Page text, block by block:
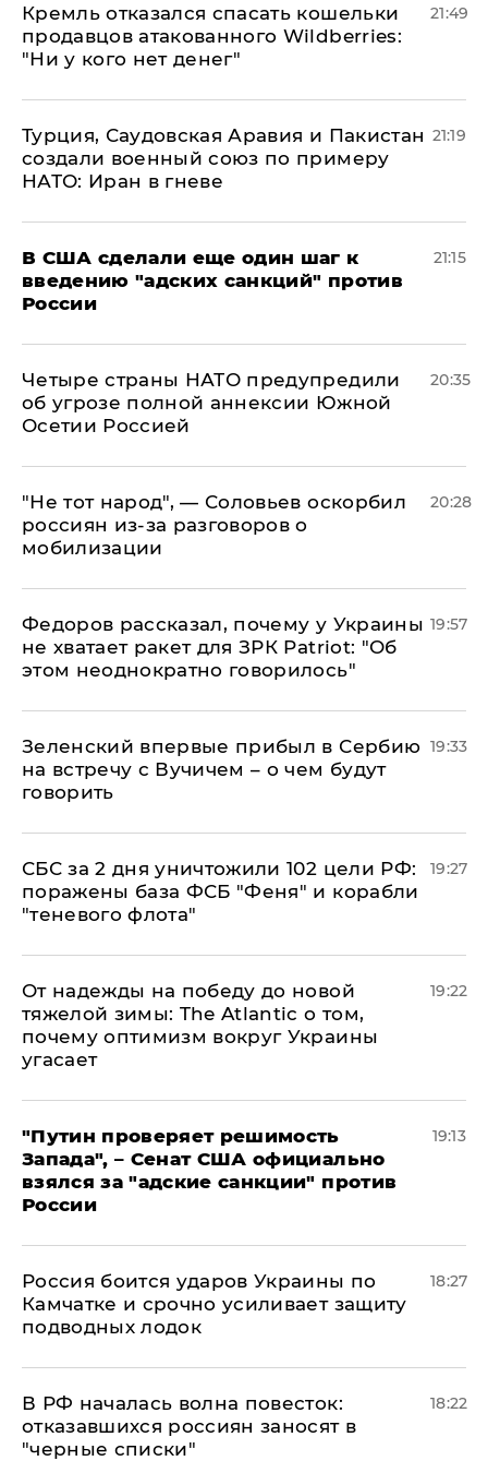
Кремль отказался спасать кошельки
продавцов атакованного Wildberries:
"Ни у кого нет денег"
21:49
Турция, Саудовская Аравия и Пакистан
создали военный союз по примеру
НАТО: Иран в гневе
21:19
В США сделали еще один шаг к
введению "адских санкций" против
России
21:15
Четыре страны НАТО предупредили
об угрозе полной аннексии Южной
Осетии Россией
20:35
​"Не тот народ", — Соловьев оскорбил
россиян из-за разговоров о
мобилизации
20:28
Федоров рассказал, почему у Украины
не хватает ракет для ЗРК Patriot: "Об
этом неоднократно говорилось"
19:57
Зеленский впервые прибыл в Сербию
на встречу с Вучичем – о чем будут
говорить
19:33
СБС за 2 дня уничтожили 102 цели РФ:
поражены база ФСБ "Феня" и корабли
"теневого флота"
19:27
От надежды на победу до новой
тяжелой зимы: The Atlantic о том,
почему оптимизм вокруг Украины
угасает
19:22
"Путин проверяет решимость
Запада", – Сенат США официально
взялся за "адские санкции" против
России
19:13
Россия боится ударов Украины по
Камчатке и срочно усиливает защиту
подводных лодок
18:27
​В РФ началась волна повесток:
отказавшихся россиян заносят в
"черные списки"
18:22